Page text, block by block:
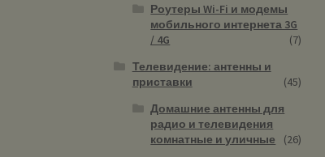
Роутеры Wi-Fi и модемы
мобильного интернета 3G
/ 4G
(7)
Телевидение: антенны и
приставки
(45)
Домашние антенны для
радио и телевидения
комнатные и уличные
(26)